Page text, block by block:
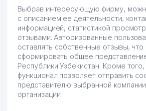
Выбрав интересующую фирму,
с описанием ее деятельности,
информацией, статистикой
отзывами. Авторизованные
оставлять собственные отзывы, что
сформировать общее
Республики Узбекистан. Кроме
функционал позволяет отправить
представителю выбранной
организации.